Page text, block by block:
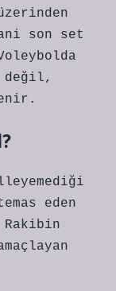
son set
değil,
eden